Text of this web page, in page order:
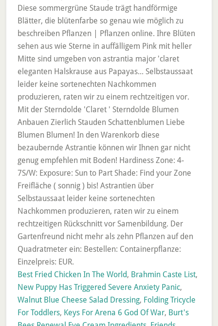
Best Fried Chicken In The World, Brahmin Caste List,
New Puppy Has Triggered Severe Anxiety Panic,
Walnut Blue Cheese Salad Dressing, Folding Tricycle
For Toddlers, Keys For Arena 6 God Of War, Burt's